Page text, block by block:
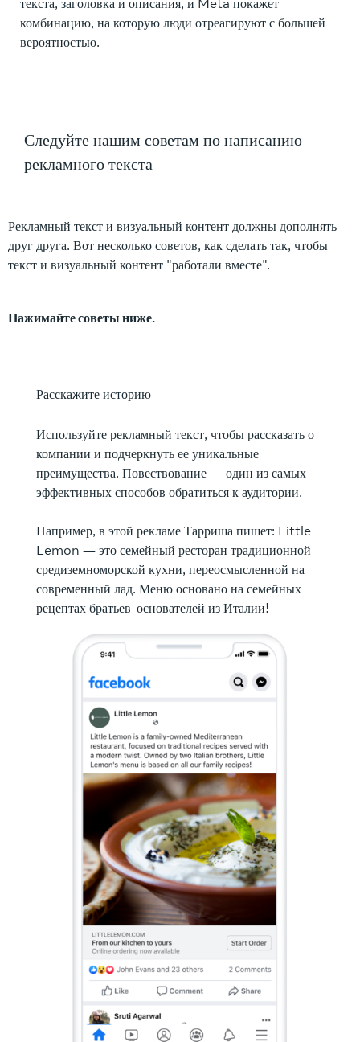
текста, заголовка и описания, и Meta покажет
комбинацию, на которую люди отреагируют с большей
вероятностью.
Следуйте нашим советам по написанию
рекламного текста
Рекламный текст и визуальный контент должны дополнять
друг друга. Вот несколько советов, как сделать так, чтобы
текст и визуальный контент "работали вместе".
Нажимайте советы ниже.
Расскажите историю
Используйте рекламный текст, чтобы рассказать о
компании и подчеркнуть ее уникальные
преимущества. Повествование — один из самых
эффективных способов обратиться к аудитории.
Например, в этой рекламе Тарриша пишет: Little
Lemon — это семейный ресторан традиционной
средиземноморской кухни, переосмысленной на
современный лад. Меню основано на семейных
рецептах братьев-основателей из Италии!